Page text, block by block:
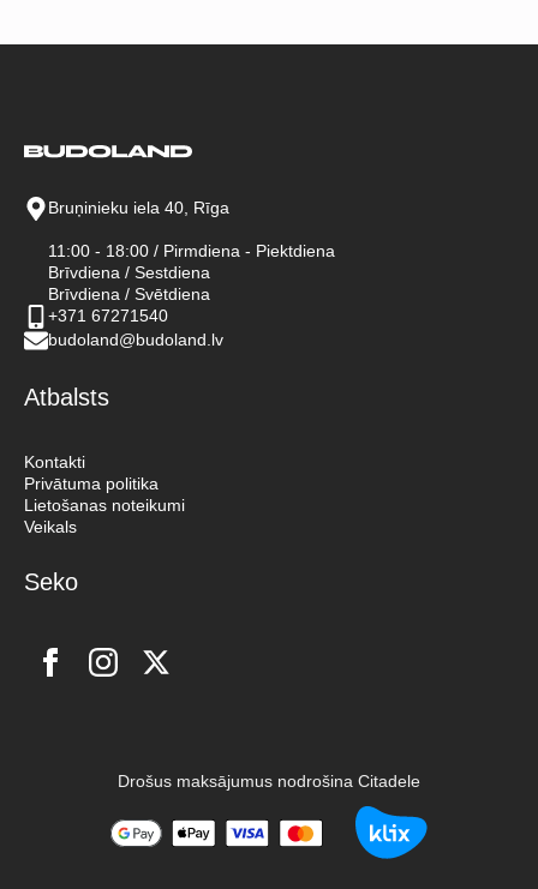
Bruņinieku iela 40, Rīga
11:00 - 18:00 / Pirmdiena - Piektdiena
Brīvdiena / Sestdiena
Brīvdiena / Svētdiena
+371 67271540
budoland@budoland.lv
Atbalsts
Kontakti
Privātuma politika
Lietošanas noteikumi
Veikals
Seko
Drošus maksājumus nodrošina Citadele